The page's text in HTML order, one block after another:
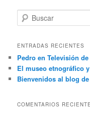
u
c
r
ENTRADAS RECIENTES
Pedro en Televisión
El museo etnográfico
Bienvenidos al blog
COMENTARIOS